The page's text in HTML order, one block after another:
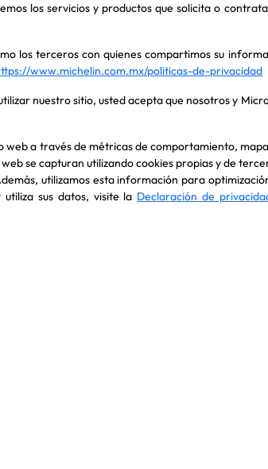
los servicios y productos que solicita o
los terceros con quienes compartimos su
www.michelin.com.mx/politicas-de-privacidad
nuestro sitio, usted acepta que nosotros y
a través de métricas de comportamiento,
se capturan utilizando cookies propias y de
utilizamos esta información para
sus datos, visite la Declaración de